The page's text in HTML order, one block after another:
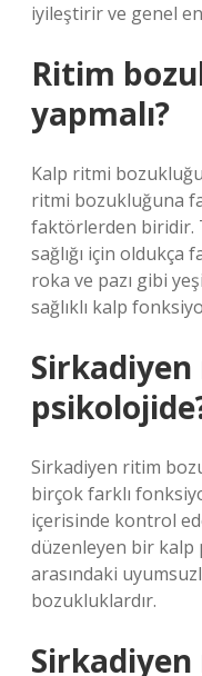
iyileştirir ve genel
Ritim
yapmalı?
Kalp ritmi
ritmi bozukluğuna
faktörlerden biridir.
sağlığı için oldukça
roka ve pazı gibi
sağlıklı kalp
Sirkadiyen ritim
birçok farklı
içerisinde kontrol
düzenleyen bir kalp
arasındaki
bozukluklardır.